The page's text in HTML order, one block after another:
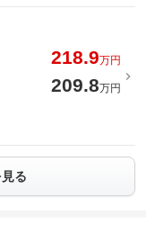
218.9万円
209.8万円
る